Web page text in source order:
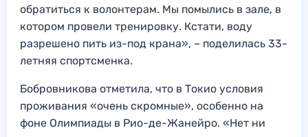
обратиться к волонтерам. Мы помылись в зале, в
котором провели тренировку. Кстати, воду
разрешено пить из-под крана», – поделилась 33-
летняя спортсменка.
Бобровникова отметила, что в Токио условия
проживания «очень скромные», особенно на
фоне Олимпиады в Рио-де-Жанейро. «Нет ни